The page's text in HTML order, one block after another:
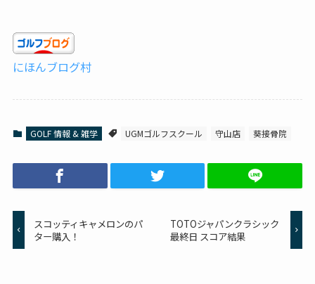
にほんブログ村
GOLF 情報 & 雑学 UGMゴルフスクール 守山店 葵接骨院
スコッティキャメロンのパ
ター購入！
TOTOジャパンクラシック
最終日 スコア結果